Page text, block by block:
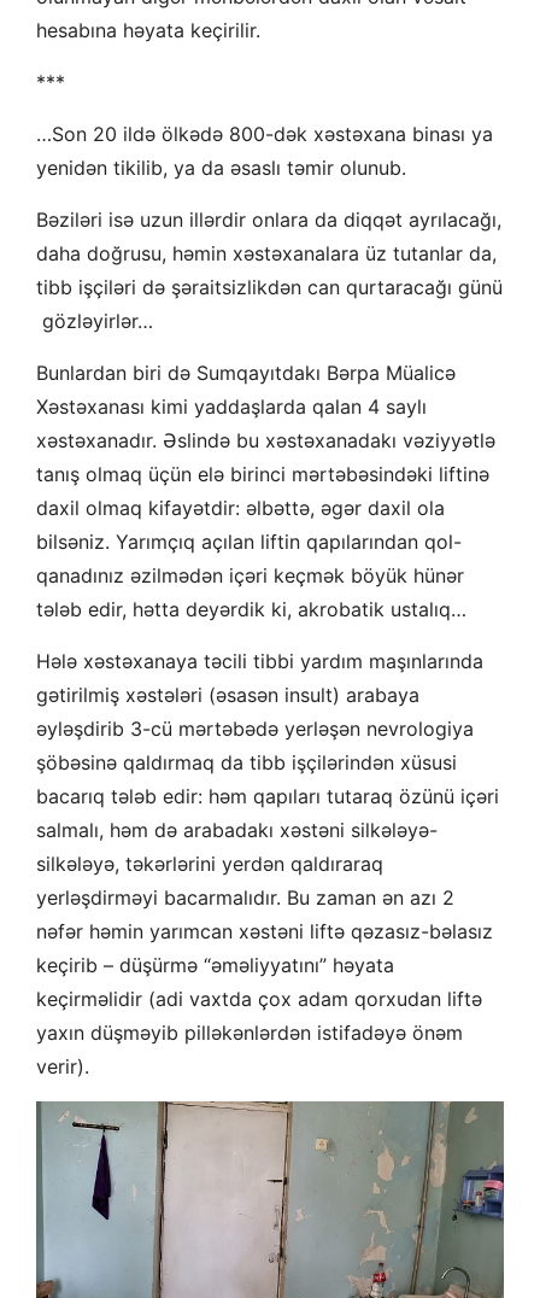
hesabına həyata keçirilir.
***
…Son 20 ildə ölkədə 800-dək xəstəxana binası ya
yenidən tikilib, ya da əsaslı təmir olunub.
Bəziləri isə uzun illərdir onlara da diqqət ayrılacağı,
daha doğrusu, həmin xəstəxanalara üz tutanlar da,
tibb işçiləri də şəraitsizlikdən can qurtaracağı günü
gözləyirlər…
Bunlardan biri də Sumqayıtdakı Bərpa Müalicə
Xəstəxanası kimi yaddaşlarda qalan 4 saylı
xəstəxanadır. Əslində bu xəstəxanadakı vəziyyətlə
tanış olmaq üçün elə birinci mərtəbəsindəki liftinə
daxil olmaq kifayətdir: əlbəttə, əgər daxil ola
bilsəniz. Yarımçıq açılan liftin qapılarından qol-
qanadınız əzilmədən içəri keçmək böyük hünər
tələb edir, hətta deyərdik ki, akrobatik ustalıq…
Hələ xəstəxanaya təcili tibbi yardım maşınlarında
gətirilmiş xəstələri (əsasən insult) arabaya
əyləşdirib 3-cü mərtəbədə yerləşən nevrologiya
şöbəsinə qaldırmaq da tibb işçilərindən xüsusi
bacarıq tələb edir: həm qapıları tutaraq özünü içəri
salmalı, həm də arabadakı xəstəni silkələyə-
silkələyə, təkərlərini yerdən qaldıraraq
yerləşdirməyi bacarmalıdır. Bu zaman ən azı 2
nəfər həmin yarımcan xəstəni liftə qəzasız-bəlasız
keçirib – düşürmə “əməliyyatını” həyata
keçirməlidir (adi vaxtda çox adam qorxudan liftə
yaxın düşməyib pilləkənlərdən istifadəyə önəm
verir).